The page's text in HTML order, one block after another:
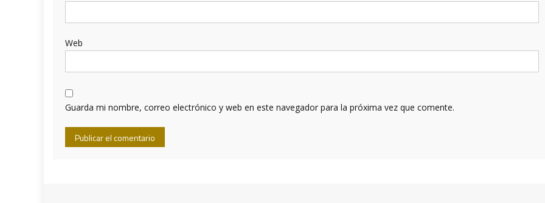
Web
Guarda mi nombre, correo electrónico y web en este navegador para la próxima vez que comente.